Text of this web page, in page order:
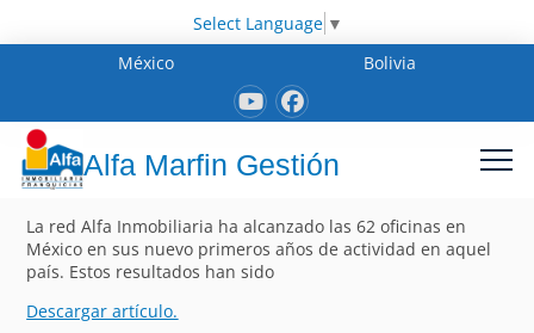
Select Language ▼
México
Bolivia
Alfa Marfin Gestión
La red Alfa Inmobiliaria ha alcanzado las 62 oficinas en
México en sus nuevo primeros años de actividad en aquel
país. Estos resultados han sido
Descargar artículo.